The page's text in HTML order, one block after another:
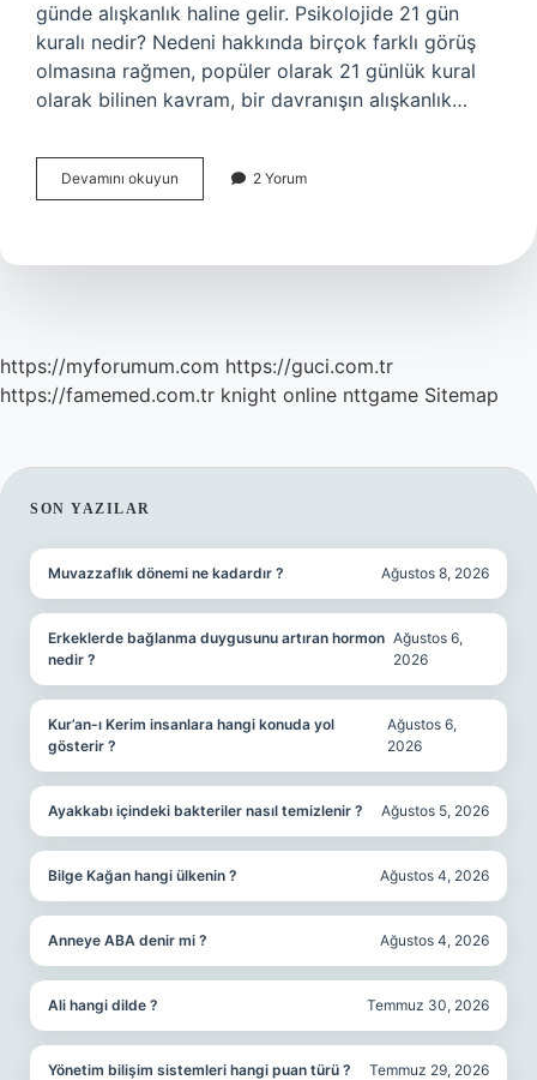
günde alışkanlık haline gelir. Psikolojide 21 gün
kuralı nedir? Nedeni hakkında birçok farklı görüş
olmasına rağmen, popüler olarak 21 günlük kural
olarak bilinen kavram, bir davranışın alışkanlık…
Devamını okuyun
Şeyi
Yaparsak
2 Yorum
https://myforumum.com https://guci.com.tr
https://famemed.com.tr knight online nttgame Sitemap
SIDEBAR
SON YAZILAR
Muvazzaflık dönemi ne kadardır ? Ağustos 8, 2026
Erkeklerde bağlanma duygusunu artıran hormon
nedir ?
Ağustos 6,
2026
Kur’an-ı Kerim insanlara hangi konuda yol
gösterir ?
Ağustos 6,
2026
Ayakkabı içindeki bakteriler nasıl temizlenir ? Ağustos 5, 2026
Bilge Kağan hangi ülkenin ? Ağustos 4, 2026
Anneye ABA denir mi ? Ağustos 4, 2026
Ali hangi dilde ? Temmuz 30, 2026
Yönetim bilişim sistemleri hangi puan türü ? Temmuz 29, 2026